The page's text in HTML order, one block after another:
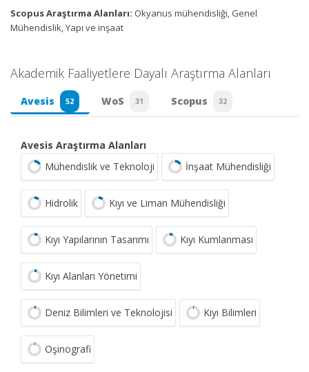
Scopus Araştırma Alanları: Okyanus mühendisliği, Genel
Mühendislik, Yapı ve inşaat
Akademik Faaliyetlere Dayalı Araştırma Alanları
Avesis 52 WoS 31 Scopus 32
Avesis Araştırma Alanları
Mühendislik ve Teknoloji
İnşaat Mühendisliği
Hidrolik Kıyı ve Liman Mühendisliği
Kıyı Yapılarının Tasarımı Kıyı Kumlanması
Kıyı Alanları Yönetimi
Deniz Bilimleri ve Teknolojisi Kıyı Bilimleri
Oşinografi